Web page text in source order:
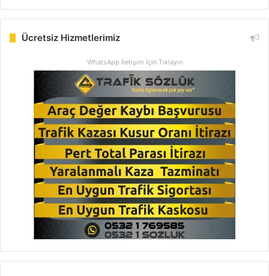
Ücretsiz Hizmetlerimiz
WhatsApp İletişim İçin Tıklayın